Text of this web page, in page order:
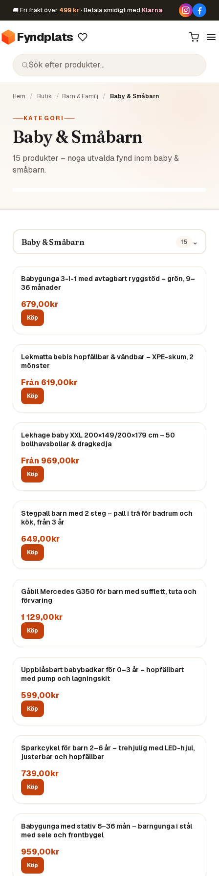
🚚 Fri frakt över 499 kr · Betala smidigt med Klarna
Fyndplats
Hem / Butik / Barn & Familj / Baby & Småbarn
KATEGORI
Baby & Småbarn
15 produkter – noga utvalda fynd inom baby &
småbarn.
Baby & Småbarn 15 ⌄
Babygunga 3-i-1 med avtagbart ryggstöd – grön, 9–
36 månader
679,00kr
Köp
Endast5 kvar
Lekmatta bebis hopfällbar & vändbar – XPE-skum, 2
mönster
Från 619,00kr
Köp
Lekhage baby XXL 200×149/200×179 cm – 50
bollhavsbollar & dragkedja
Från 969,00kr
Köp
Stegpall barn med 2 steg – pall i trä för badrum och
kök, från 3 år
649,00kr
Köp
Gåbil Mercedes G350 för barn med sufflett, tuta och
förvaring
1 129,00kr
Köp
Uppblåsbart babybadkar för 0–3 år – hopfällbart
med pump och lagningskit
599,00kr
Köp
Sparkcykel för barn 2–6 år – trehjulig med LED-hjul,
justerbar och hopfällbar
739,00kr
Köp
Babygunga med stativ 6–36 mån – barngunga i stål
med sele och frontbygel
959,00kr
Köp